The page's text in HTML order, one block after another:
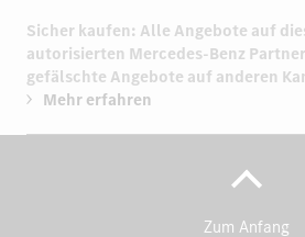
Sicher kaufen: Alle Angebote auf
autorisierten Mercedes-Benz
gefälschte Angebote auf anderen
Mehr erfahren
Zum Anfang